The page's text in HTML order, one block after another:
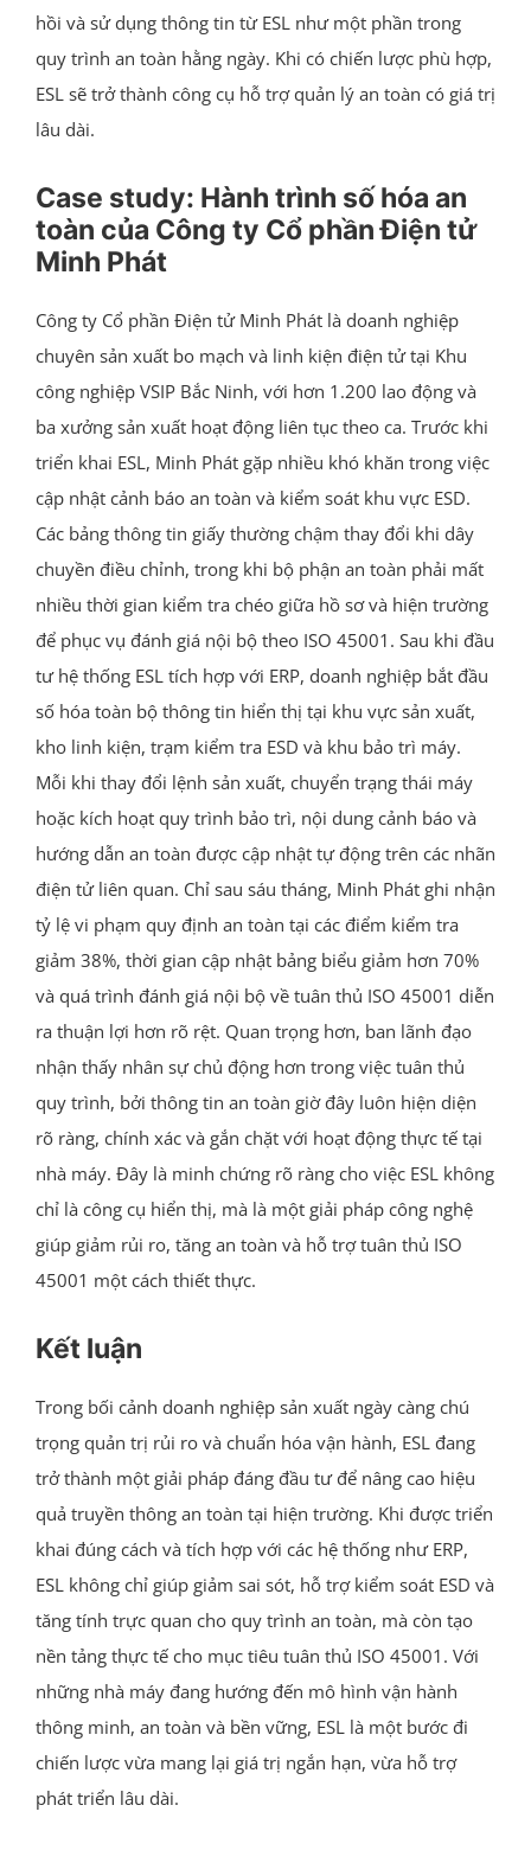
hồi và sử dụng thông tin từ ESL như một phần trong
quy trình an toàn hằng ngày. Khi có chiến lược phù hợp,
ESL sẽ trở thành công cụ hỗ trợ quản lý an toàn có giá trị
lâu dài.
Case study: Hành trình số hóa an
toàn của Công ty Cổ phần Điện tử
Minh Phát
Công ty Cổ phần Điện tử Minh Phát là doanh nghiệp
chuyên sản xuất bo mạch và linh kiện điện tử tại Khu
công nghiệp VSIP Bắc Ninh, với hơn 1.200 lao động và
ba xưởng sản xuất hoạt động liên tục theo ca. Trước khi
triển khai ESL, Minh Phát gặp nhiều khó khăn trong việc
cập nhật cảnh báo an toàn và kiểm soát khu vực ESD.
Các bảng thông tin giấy thường chậm thay đổi khi dây
chuyền điều chỉnh, trong khi bộ phận an toàn phải mất
nhiều thời gian kiểm tra chéo giữa hồ sơ và hiện trường
để phục vụ đánh giá nội bộ theo ISO 45001. Sau khi đầu
tư hệ thống ESL tích hợp với ERP, doanh nghiệp bắt đầu
số hóa toàn bộ thông tin hiển thị tại khu vực sản xuất,
kho linh kiện, trạm kiểm tra ESD và khu bảo trì máy.
Mỗi khi thay đổi lệnh sản xuất, chuyển trạng thái máy
hoặc kích hoạt quy trình bảo trì, nội dung cảnh báo và
hướng dẫn an toàn được cập nhật tự động trên các nhãn
điện tử liên quan. Chỉ sau sáu tháng, Minh Phát ghi nhận
tỷ lệ vi phạm quy định an toàn tại các điểm kiểm tra
giảm 38%, thời gian cập nhật bảng biểu giảm hơn 70%
và quá trình đánh giá nội bộ về tuân thủ ISO 45001 diễn
ra thuận lợi hơn rõ rệt. Quan trọng hơn, ban lãnh đạo
nhận thấy nhân sự chủ động hơn trong việc tuân thủ
quy trình, bởi thông tin an toàn giờ đây luôn hiện diện
rõ ràng, chính xác và gắn chặt với hoạt động thực tế tại
nhà máy. Đây là minh chứng rõ ràng cho việc ESL không
chỉ là công cụ hiển thị, mà là một giải pháp công nghệ
giúp giảm rủi ro, tăng an toàn và hỗ trợ tuân thủ ISO
45001 một cách thiết thực.
Kết luận
Trong bối cảnh doanh nghiệp sản xuất ngày càng chú
trọng quản trị rủi ro và chuẩn hóa vận hành, ESL đang
trở thành một giải pháp đáng đầu tư để nâng cao hiệu
quả truyền thông an toàn tại hiện trường. Khi được triển
khai đúng cách và tích hợp với các hệ thống như ERP,
ESL không chỉ giúp giảm sai sót, hỗ trợ kiểm soát ESD và
tăng tính trực quan cho quy trình an toàn, mà còn tạo
nền tảng thực tế cho mục tiêu tuân thủ ISO 45001. Với
những nhà máy đang hướng đến mô hình vận hành
thông minh, an toàn và bền vững, ESL là một bước đi
chiến lược vừa mang lại giá trị ngắn hạn, vừa hỗ trợ
phát triển lâu dài.